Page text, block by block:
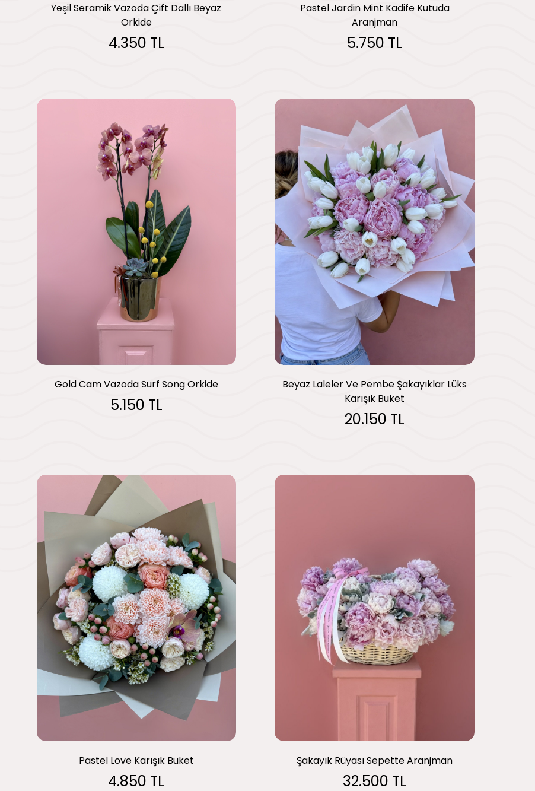
Yeşil Seramik Vazoda Çift Dallı Beyaz
Orkide
4.350 TL
Pastel Jardin Mint Kadife Kutuda
Aranjman
5.750 TL
Gold Cam Vazoda Surf Song Orkide
5.150 TL
Beyaz Laleler Ve Pembe Şakayıklar Lüks
Karışık Buket
20.150 TL
Pastel Love Karışık Buket
4.850 TL
Şakayık Rüyası Sepette Aranjman
32.500 TL